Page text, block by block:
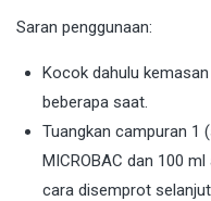
Saran penggunaan:
Kocok dahulu
beberapa saat.
Tuangkan campuran 1
MICROBAC dan 100
cara disemprot